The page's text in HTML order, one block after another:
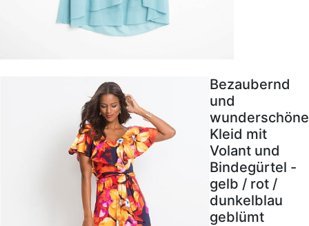
Bezaubernd
und
wunderschöne
Kleid mit
Volant und
Bindegürtel -
gelb / rot /
dunkelblau
geblümt